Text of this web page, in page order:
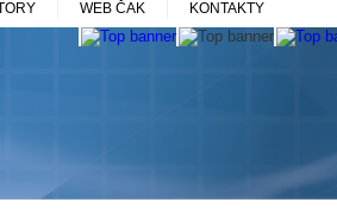
WEB ČAK KONTAKTY